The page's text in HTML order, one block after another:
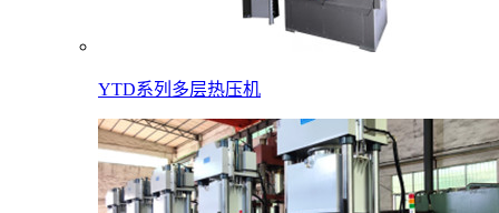
YTD系列多层热压机